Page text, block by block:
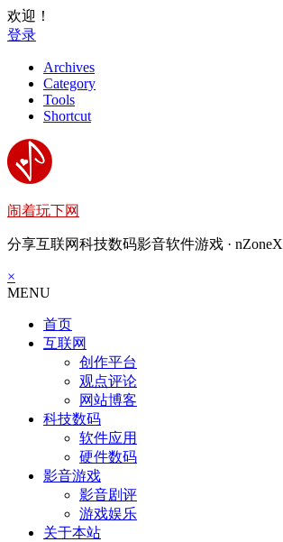
欢迎！
登录
Archives
Category
Tools
Shortcut
闹着玩下网
分享互联网科技数码影音软件游戏 · nZoneX
×
MENU
首页
互联网
创作平台
观点评论
网站博客
科技数码
软件应用
硬件数码
影音游戏
影音剧评
游戏娱乐
关于本站